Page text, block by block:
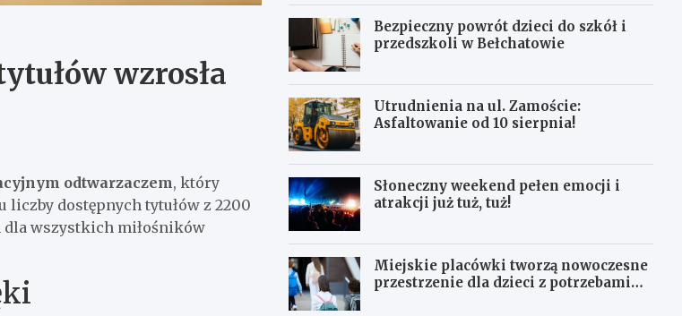
wzrosła
odtwarzaczem, który
dostępnych tytułów z 2200
dla wszystkich miłośników
Bezpieczny powrót dzieci do szkół i
przedszkoli w Bełchatowie
Utrudnienia na ul. Zamoście:
Asfaltowanie od 10 sierpnia!
Słoneczny weekend pełen emocji i
atrakcji już tuż, tuż!
Miejskie placówki tworzą nowoczesne
przestrzenie dla dzieci z potrzebami